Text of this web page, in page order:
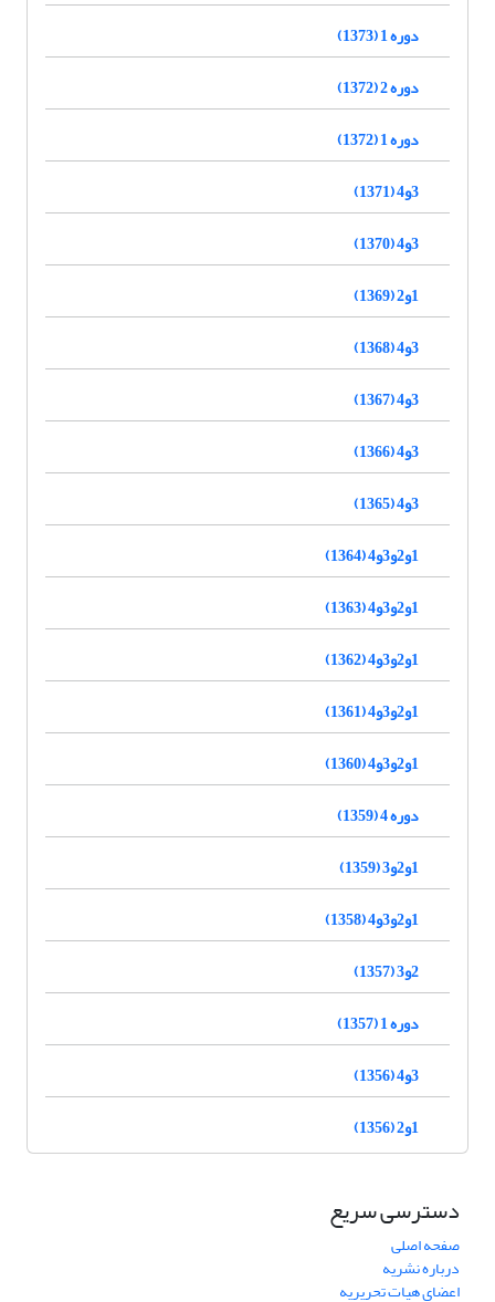
دوره 1 (1373)
دوره 2 (1372)
دوره 1 (1372)
3و4 (1371)
3و4 (1370)
1و2 (1369)
3و4 (1368)
3و4 (1367)
3و4 (1366)
3و4 (1365)
1و2و3و4 (1364)
1و2و3و4 (1363)
1و2و3و4 (1362)
1و2و3و4 (1361)
1و2و3و4 (1360)
دوره 4 (1359)
1و2و3 (1359)
1و2و3و4 (1358)
2و3 (1357)
دوره 1 (1357)
3و4 (1356)
1و2 (1356)
دسترسی سریع
صفحه اصلی
درباره نشریه
اعضای هیات تحریریه